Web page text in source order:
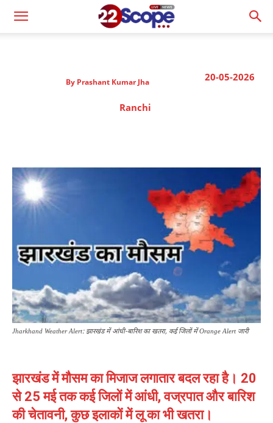
20-05-2026
By Prashant Kumar Jha
Ranchi
Jharkhand Weather Alert: झारखंड में आंधी-बारिश का खतरा, कई जिलों में Orange Alert जारी
झारखंड में मौसम का मिजाज लगातार बदल रहा है। 20
से 25 मई तक कई जिलों में आंधी, वज्रपात और बारिश
की चेतावनी, कुछ इलाकों में लू का भी खतरा।